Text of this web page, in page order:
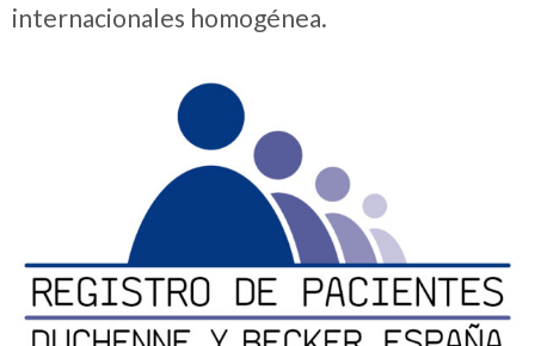
internacionales homogénea.